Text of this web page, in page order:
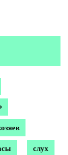
слух